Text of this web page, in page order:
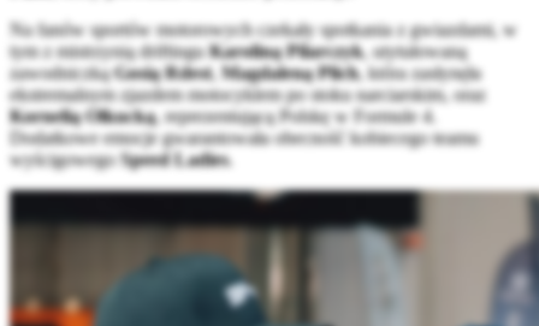
Na fanów sportów motorowych czekały spotkania z gwiazdami, w
tym z mistrzynią driftinguKaroliną Pilarczyk, utytułowaną
zawodniczkąGosią Rdest, Magdaleną Plich, która zasłynęła
ekstremalnym zjazdem motocyklem po stoku narciarskim, oraz
Kornelią Olkucką, reprezentującą Polskę w Formule 4.
Dodatkowe emocje gwarantowała obecność kobiecego teamu
wyścigowego Speed Ladies.